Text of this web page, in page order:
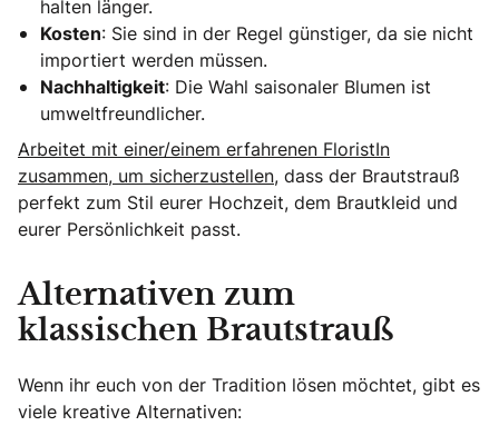
halten länger.
Kosten: Sie sind in der Regel günstiger, da sie nicht
importiert werden müssen.
Nachhaltigkeit: Die Wahl saisonaler Blumen ist
umweltfreundlicher.
Arbeitet mit einer/einem erfahrenen FloristIn
zusammen, um sicherzustellen, dass der Brautstrauß
perfekt zum Stil eurer Hochzeit, dem Brautkleid und
eurer Persönlichkeit passt.
Alternativen zum
klassischen Brautstrauß
Wenn ihr euch von der Tradition lösen möchtet, gibt es
viele kreative Alternativen: